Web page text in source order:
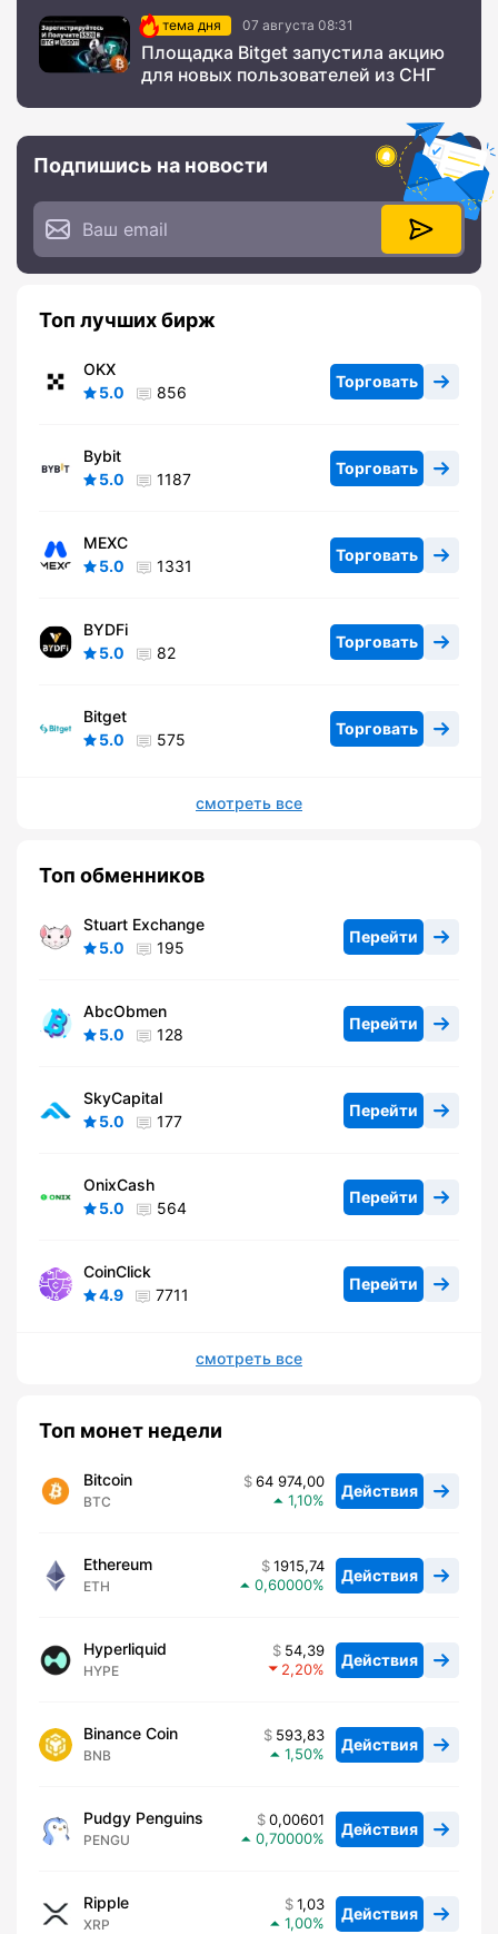
тема дня 07 августа 08:31
Площадка Bitget запустила акцию
для новых пользователей из СНГ
Подпишись на новости
Топ лучших бирж
OKX
5.0
856
Торговать
Bybit
5.0
1187
Торговать
MEXC
5.0
1331
Торговать
BYDFi
5.0
82
Торговать
Bitget
5.0
575
Торговать
смотреть все
Топ обменников
Stuart Exchange
5.0
195
Перейти
AbcObmen
5.0
128
Перейти
SkyCapital
5.0
177
Перейти
OnixCash
5.0
564
Перейти
CoinClick
4.9
7711
Перейти
смотреть все
Топ монет недели
Bitcoin
BTC
64 974,00
1,10
Действия
Ethereum
ETH
1915,74
0,60000
Действия
Hyperliquid
HYPE
54,39
2,20
Действия
Binance Coin
BNB
593,83
1,50
Действия
Pudgy Penguins
PENGU
0,00601
0,70000
Действия
Ripple
XRP
1,03
1,00
Действия